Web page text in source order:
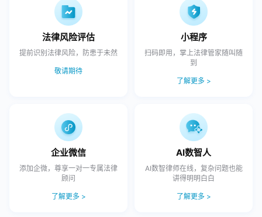
法律风险评估
提前识别法律风险，防患于未然
敬请期待
小程序
扫码即用，掌上法律管家随叫随
到
了解更多 >
企业微信
添加企微，尊享一对一专属法律
顾问
了解更多 >
AI数智人
AI数智律师在线，复杂问题也能
讲得明明白白
了解更多 >